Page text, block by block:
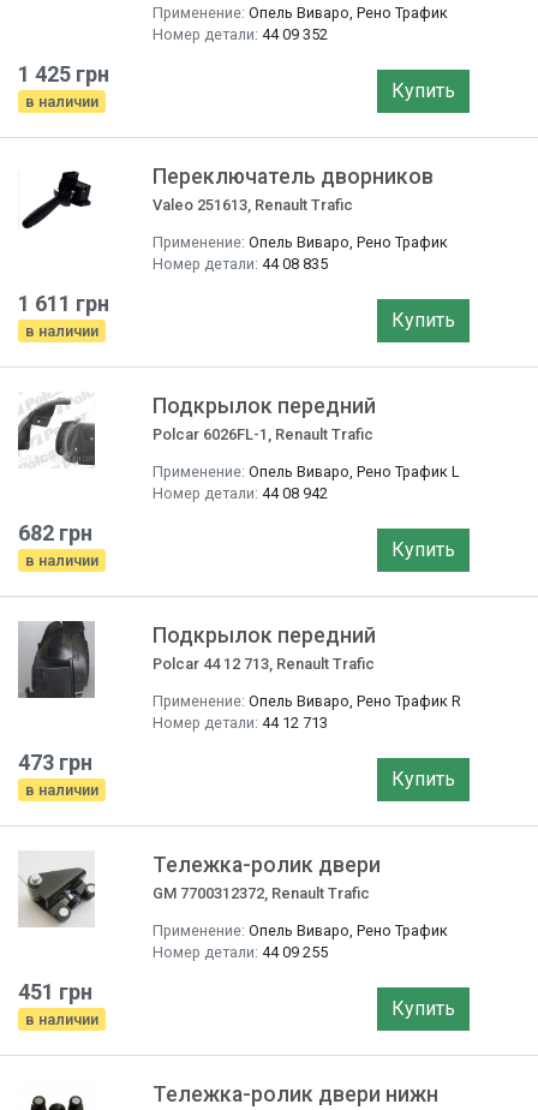
Применение: Опель Виваро, Рено Трафик
Номер детали: 44 09 352
1 425 грн
в наличии Купить
Переключатель дворников
Valeo 251613, Renault Trafic
Применение: Опель Виваро, Рено Трафик
Номер детали: 44 08 835
1 611 грн
в наличии Купить
Подкрылок передний
Polcar 6026FL-1, Renault Trafic
Применение: Опель Виваро, Рено Трафик L
Номер детали: 44 08 942
682 грн
в наличии Купить
Подкрылок передний
Polcar 44 12 713, Renault Trafic
Применение: Опель Виваро, Рено Трафик R
Номер детали: 44 12 713
473 грн
в наличии Купить
Тележка-ролик двери
GM 7700312372, Renault Trafic
Применение: Опель Виваро, Рено Трафик
Номер детали: 44 09 255
451 грн
в наличии Купить
Тележка-ролик двери нижн